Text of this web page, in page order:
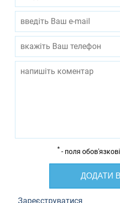
* - поля
ДОДАТИ
Зареєструватися